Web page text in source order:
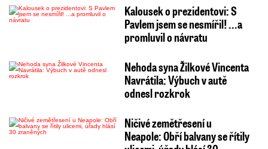
Kalousek o prezidentovi: S
Pavlem jsem se nesmířil! ...a
promluvil o návratu
Nehoda syna Žilkové Vincenta
Navrátila: Výbuch v autě
odnesl rozkrok
Ničivé zemětřesení u
Neapole: Obří balvany se řítily